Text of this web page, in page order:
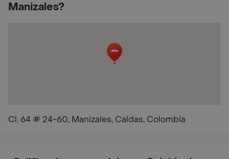
Manizales?
Cl. 64 # 24-60, Manizales, Caldas, Colombia